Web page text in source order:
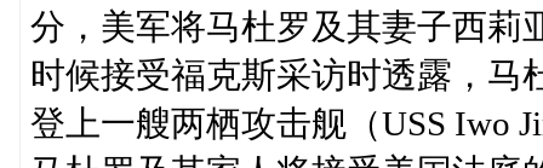
分，美军将马杜罗及其妻子西莉
时候接受福克斯采访时透露，马
登上一艘两栖攻击舰（USS Iwo